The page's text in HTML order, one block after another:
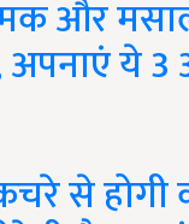
और
अपनाएं ये
से होगी